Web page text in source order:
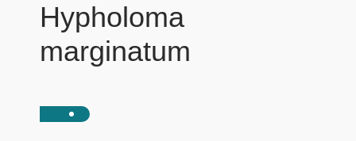
Hypholoma
marginatum